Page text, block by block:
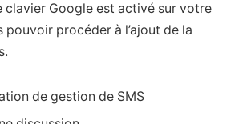
clavier Google est activé sur votre
pouvoir procéder à l’ajout de la
de gestion de SMS